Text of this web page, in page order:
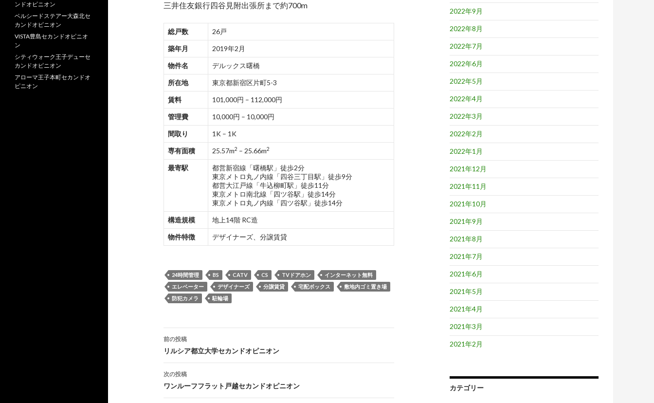
三井住友銀行四谷見附出張所まで約700m
総戸数 26戸
築年月 2019年2月
物件名 デルックス曙橋
所在地 東京都新宿区片町5-3
賃料 101,000円 – 112,000円
管理費 10,000円 – 10,000円
間取り 1K – 1K
専有面積 25.57m2 – 25.66m2
最寄駅
都営新宿線「曙橋駅」徒歩2分
東京メトロ丸ノ内線「四谷三丁目駅」徒歩9分
都営大江戸線「牛込柳町駅」徒歩11分
東京メトロ南北線「四ツ谷駅」徒歩14分
東京メトロ丸ノ内線「四ツ谷駅」徒歩14分
構造規模 地上14階 RC造
物件特徴 デザイナーズ、分譲賃貸
24時間管理 BS CATV CS TVドアホン
インターネット無料
エレベーター
デザイナーズ 分譲賃貸 宅配ボックス
敷地内ゴミ置き場
防犯カメラ
駐輪場
投
稿
ナ
ビ
前の投稿
リルシア都立大学セカンドオピニオン
次の投稿
ワンルーフフラット戸越セカンドオピニオン
2022年9月
2022年8月
2022年7月
2022年6月
2022年5月
2022年4月
2022年3月
2022年2月
2022年1月
2021年12月
2021年11月
2021年10月
2021年9月
2021年8月
2021年7月
2021年6月
2021年5月
2021年4月
2021年3月
2021年2月
カテゴリー
ンドオピニオン
ベルシードステアー大森北セ
カンドオピニオン
VISTA豊島セカンドオピニオ
ン
シティウォーク王子デューセ
カンドオピニオン
アローマ王子本町セカンドオ
ピニオン